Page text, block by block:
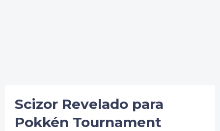
Scizor Revelado para
Pokkén Tournament